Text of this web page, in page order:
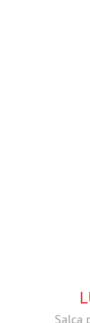
Salca